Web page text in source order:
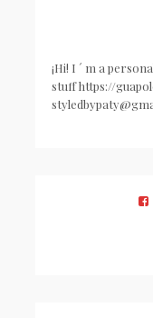
¡Hi! I ´ m a
stuff https://